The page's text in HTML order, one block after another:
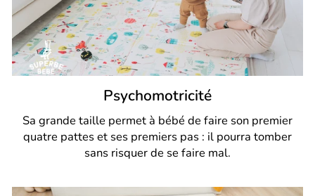
Psychomotricité
Sa grande taille permet à bébé de faire son premier
quatre pattes et ses premiers pas : il pourra tomber
sans risquer de se faire mal.